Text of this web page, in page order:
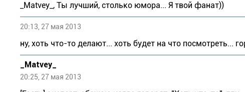
_Matvey_, Ты лучший, столько юмора... Я твой фанат))
20:13, 27 мая 2013
ну, хоть что-то делают... хоть будет на что посмотреть...
_Matvey_
20:25, 27 мая 2013